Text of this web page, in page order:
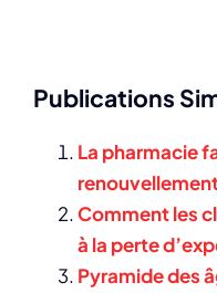
Publications
La pharmacie
Comment les
à la perte
Pyramide des